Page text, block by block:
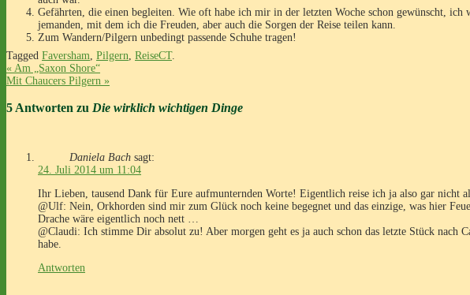
Gefährten, die einen begleiten. Wie oft habe ich mir in der letzten Woche schon gewünscht, ich
jemanden, mit dem ich die Freuden, aber auch die Sorgen der Reise teilen kann.
Zum Wandern/Pilgern unbedingt passende Schuhe tragen!
Tagged Faversham Pilgern ReiseCT.
« Am „Saxon Shore“
Mit Chaucers Pilgern »
5 Antworten zu Die wirklich wichtigen Dinge
Daniela Bach sagt:
24. Juli 2014 um 11:04
Ihr Lieben, tausend Dank für Eure aufmunternden Worte! Eigentlich reise ich ja also gar nicht
@Ulf: Nein, Orkhorden sind mir zum Glück noch keine begegnet und das einzige, was hier
Drache wäre eigentlich noch nett …
@Claudi: Ich stimme Dir absolut zu! Aber morgen geht es ja auch schon das letzte Stück nach
habe.
Antworten